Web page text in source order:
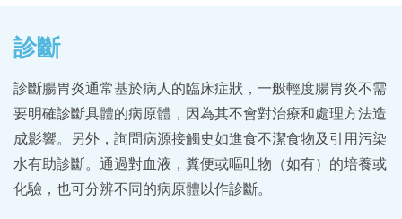
診斷
診斷腸胃炎通常基於病人的臨床症狀，一般輕度腸胃炎不需
要明確診斷具體的病原體，因為其不會對治療和處理方法造
成影響。另外，詢問病源接觸史如進食不潔食物及引用污染
水有助診斷。通過對血液，糞便或嘔吐物（如有）的培養或
化驗，也可分辨不同的病原體以作診斷。